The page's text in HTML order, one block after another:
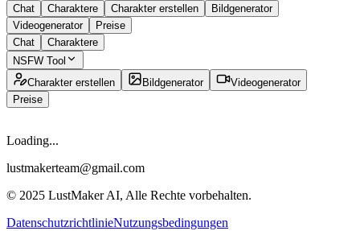
Chat Charaktere Charakter erstellen
Bildgenerator
Videogenerator
Preise
Chat
Charaktere
NSFW Tool
Charakter erstellen
Bildgenerator
Videogenerator
Preise
Loading...
lustmakerteam@gmail.com
© 2025 LustMaker AI, Alle Rechte vorbehalten.
DatenschutzrichtlinieNutzungsbedingungen